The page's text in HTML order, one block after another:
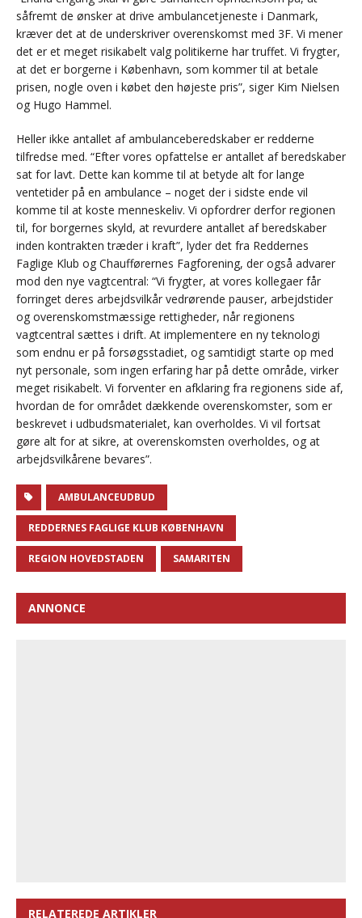
såfremt de ønsker at drive ambulancetjeneste i Danmark,
kræver det at de underskriver overenskomst med 3F. Vi mener
det er et meget risikabelt valg politikerne har truffet. Vi frygter,
at det er borgerne i København, som kommer til at betale
prisen, nogle oven i købet den højeste pris”, siger Kim Nielsen
og Hugo Hammel.
Heller ikke antallet af ambulanceberedskaber er redderne
tilfredse med. “Efter vores opfattelse er antallet af beredskaber
sat for lavt. Dette kan komme til at betyde alt for lange
ventetider på en ambulance – noget der i sidste ende vil
komme til at koste menneskeliv. Vi opfordrer derfor regionen
til, for borgernes skyld, at revurdere antallet af beredskaber
inden kontrakten træder i kraft”, lyder det fra Reddernes
Faglige Klub og Chaufførernes Fagforening, der også advarer
mod den nye vagtcentral: “Vi frygter, at vores kollegaer får
forringet deres arbejdsvilkår vedrørende pauser, arbejdstider
og overenskomstmæssige rettigheder, når regionens
vagtcentral sættes i drift. At implementere en ny teknologi
som endnu er på forsøgsstadiet, og samtidigt starte op med
nyt personale, som ingen erfaring har på dette område, virker
meget risikabelt. Vi forventer en afklaring fra regionens side af,
hvordan de for området dækkende overenskomster, som er
beskrevet i udbudsmaterialet, kan overholdes. Vi vil fortsat
gøre alt for at sikre, at overenskomsten overholdes, og at
arbejdsvilkårene bevares”.
AMBULANCEUDBUD
REDDERNES FAGLIGE KLUB KØBENHAVN
REGION HOVEDSTADEN SAMARITEN
ANNONCE
RELATEREDE ARTIKLER